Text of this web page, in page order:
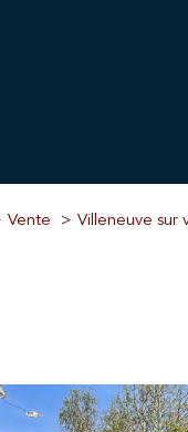
Vente Villeneuve sur